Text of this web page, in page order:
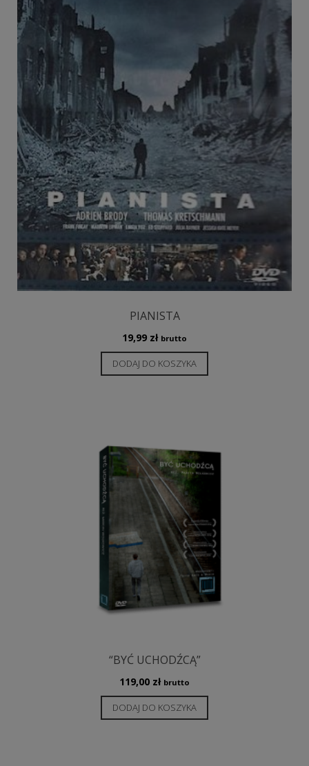
PIANISTA
19,99 zł brutto
DODAJ DO KOSZYKA
“BYĆ UCHODŹCĄ”
119,00 zł brutto
DODAJ DO KOSZYKA